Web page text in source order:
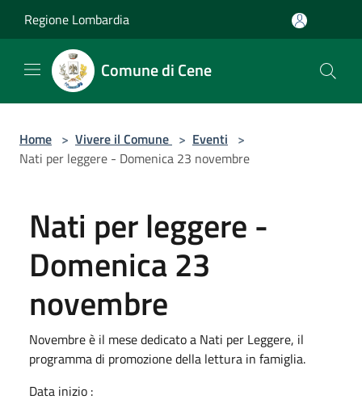
Regione Lombardia
Comune di Cene
Home > Vivere il Comune > Eventi >
Nati per leggere - Domenica 23 novembre
Nati per leggere -
Domenica 23
novembre
Novembre è il mese dedicato a Nati per Leggere, il
programma di promozione della lettura in famiglia.
Data inizio :